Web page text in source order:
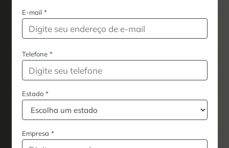
E-mail *
Telefone *
Estado *
Empresa *